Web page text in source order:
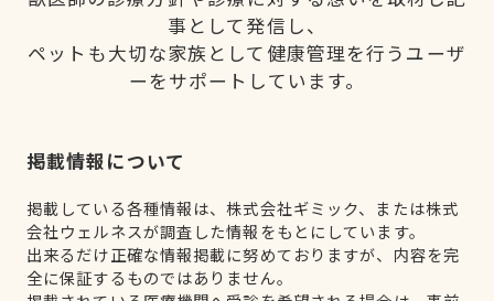
事として発信し、
ペットも大切な家族として健康管理を行うユーザ
ーをサポートしています。
掲載情報について
掲載している各種情報は、株式会社ギミック、または株式
会社ウェルネスが調査した情報をもとにしています。
出来るだけ正確な情報掲載に努めておりますが、内容を完
全に保証するものではありません。